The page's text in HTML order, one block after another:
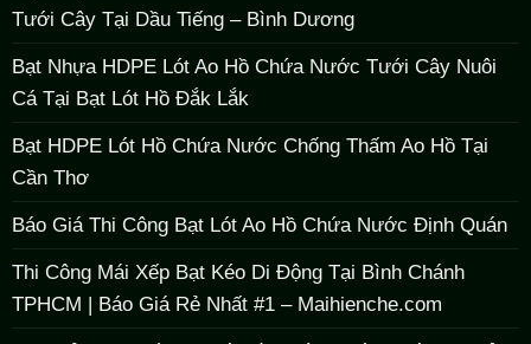
Tưới Cây Tại Dầu Tiếng – Bình Dương
Bạt Nhựa HDPE Lót Ao Hồ Chứa Nước Tưới Cây Nuôi
Cá Tại Bạt Lót Hồ Đắk Lắk
Bạt HDPE Lót Hồ Chứa Nước Chống Thấm Ao Hồ Tại
Cần Thơ
Báo Giá Thi Công Bạt Lót Ao Hồ Chứa Nước Định Quán
Thi Công Mái Xếp Bạt Kéo Di Động Tại Bình Chánh
TPHCM | Báo Giá Rẻ Nhất #1 – Maihienche.com